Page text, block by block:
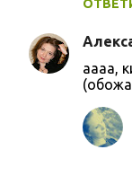
аааа,